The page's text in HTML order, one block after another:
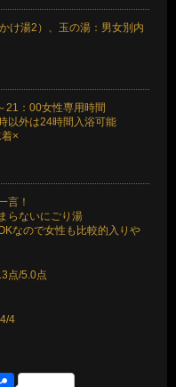
け湯2）、玉の湯：男女別内
21：00女性専用時間
以外は24時間入浴可能
×
言！
らないにごり湯
なので女性も比較的入りや
点/5.0点
4